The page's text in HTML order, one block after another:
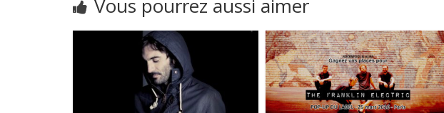
Vous pourrez aussi aimer